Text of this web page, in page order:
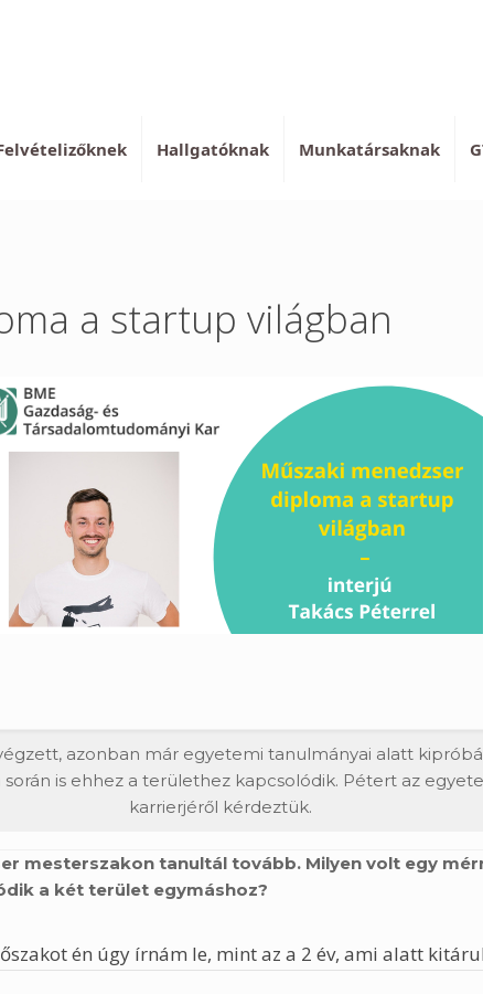
Hallgatóknak Munkatársaknak
a startup világban
azonban már egyetemi tanulmányai alatt
is ehhez a területhez kapcsolódik. Pétert az
karrierjéről kérdeztük.
mesterszakon tanultál tovább. Milyen volt egy
a két terület egymáshoz?
én úgy írnám le, mint az a 2 év, ami alatt